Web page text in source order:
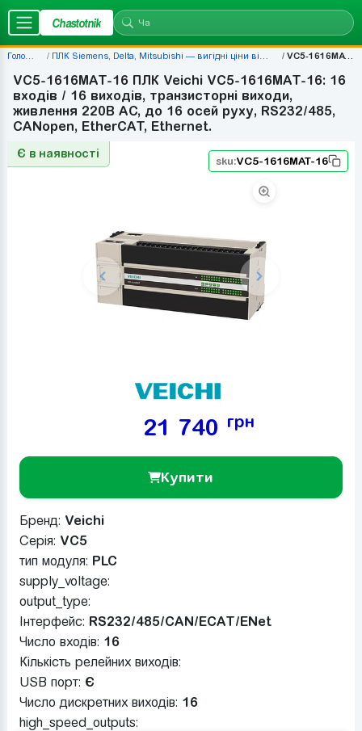
Chastotnik
Головна ПЛК Siemens, Delta, Mitsubishi — вигідні ціни від 677 грн VC5-1616MAT-16
VC5-1616MAT-16 ПЛК Veichi VC5-1616MAT-16: 16
входів / 16 виходів, транзисторні виходи,
живлення 220В AC, до 16 осей руху, RS232/485,
CANopen, EtherCAT, Ethernet.
Є в наявності
sku:VC5-1616MAT-16
21 740 грн
Купити
Бренд: Veichi
Серія: VC5
тип модуля: PLC
supply_voltage:
output_type:
Інтерфейс: RS232/485/CAN/ECAT/ENet
Число входів: 16
Кількість релейних виходів:
USB порт: Є
Число дискретних виходів: 16
high_speed_outputs: